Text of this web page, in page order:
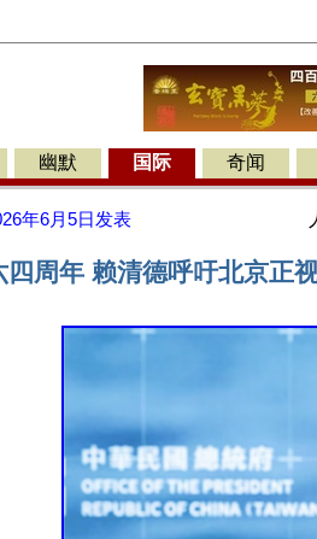
幽默 国际 奇闻
年6月5日 发表
四周年 赖清德呼吁北京正